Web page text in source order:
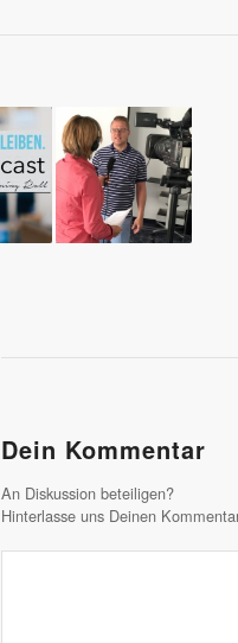
Dein Kommentar
An Diskussion beteiligen?
Hinterlasse uns Deinen